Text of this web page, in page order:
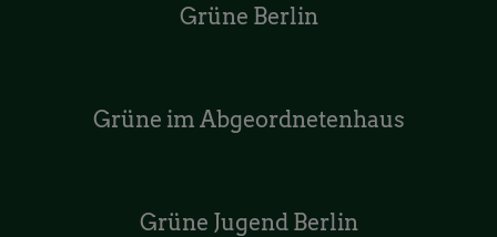
Grüne Berlin
Grüne im Abgeordnetenhaus
Grüne Jugend Berlin